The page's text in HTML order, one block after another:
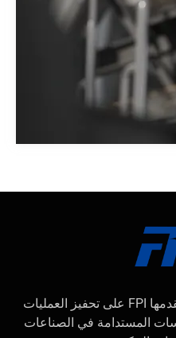
تعمل حلول FPI التحليلية التي تقدمها FPI على تحفيز العمليات
المستدامة في الصناعات